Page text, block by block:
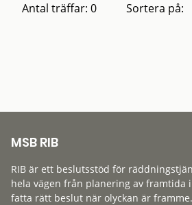
Antal träffar: 0 Sortera på:
MSB RIB
RIB är ett beslutsstöd för
hela vägen från planering av framtida
fatta rätt beslut när olyckan är framme.